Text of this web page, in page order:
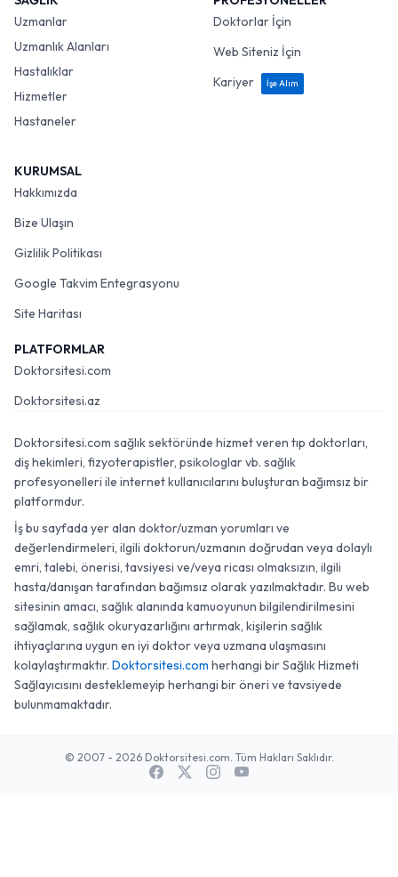
Uzmanlar
Uzmanlık Alanları
Hastalıklar
Hizmetler
Hastaneler
Doktorlar İçin
Web Siteniz İçin
Kariyer
İşe Alım
KURUMSAL
Hakkımızda
Bize Ulaşın
Gizlilik Politikası
Google Takvim Entegrasyonu
Site Haritası
PLATFORMLAR
Doktorsitesi.com
Doktorsitesi.az
Doktorsitesi.com sağlık sektöründe hizmet veren tıp doktorları,
diş hekimleri, fizyoterapistler, psikologlar vb. sağlık
profesyonelleri ile internet kullanıcılarını buluşturan bağımsız bir
platformdur.
İş bu sayfada yer alan doktor/uzman yorumları ve
değerlendirmeleri, ilgili doktorun/uzmanın doğrudan veya dolaylı
emri, talebi, önerisi, tavsiyesi ve/veya ricası olmaksızın, ilgili
hasta/danışan tarafından bağımsız olarak yazılmaktadır. Bu web
sitesinin amacı, sağlık alanında kamuoyunun bilgilendirilmesini
sağlamak, sağlık okuryazarlığını artırmak, kişilerin sağlık
ihtiyaçlarına uygun en iyi doktor veya uzmana ulaşmasını
kolaylaştırmaktır. Doktorsitesi.com herhangi bir Sağlık Hizmeti
Sağlayıcısını desteklemeyip herhangi bir öneri ve tavsiyede
bulunmamaktadır.
© 2007 - 2026 Doktorsitesi.com. Tüm Hakları Saklıdır.